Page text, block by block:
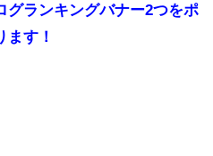
グランキングバナー2つをポ
す！